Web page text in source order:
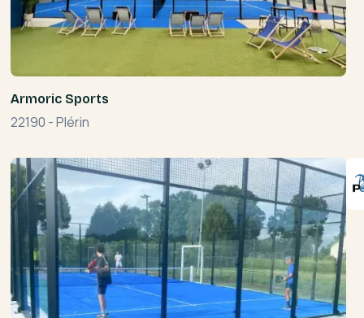
Armoric Sports
22190 -Plérin